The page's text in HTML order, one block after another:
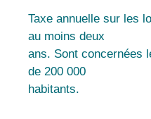
Taxe annuelle sur les
au moins deux
ans. Sont concernées
de 200 000
habitants.